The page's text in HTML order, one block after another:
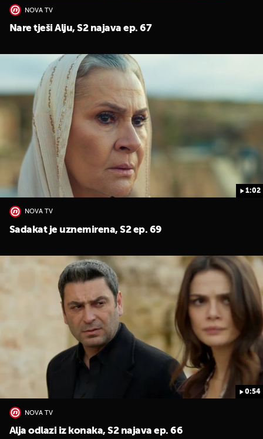
NOVA TV
Nare tješi Alju, S2 najava ep. 67
1:02
NOVA TV
Sadakat je uznemirena, S2 ep. 69
0:54
NOVA TV
Alja odlazi iz konaka, S2 najava ep. 66